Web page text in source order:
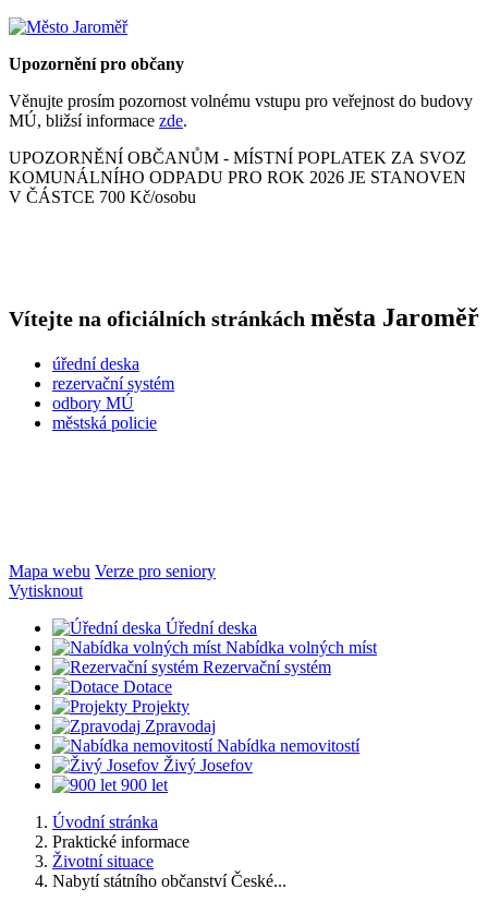
Upozornění pro občany
Věnujte prosím pozornost volnému vstupu pro veřejnost do budovy
MÚ, bližsí informace zde.
UPOZORNĚNÍ OBČANŮM - MÍSTNÍ POPLATEK ZA SVOZ
KOMUNÁLNÍHO ODPADU PRO ROK 2026 JE STANOVEN
V ČÁSTCE 700 Kč/osobu
Vítejte na oficiálních stránkách města Jaroměř
úřední deska
rezervační systém
odbory MÚ
městská policie
Mapa webu Verze pro seniory
Vytisknout
Úřední deska
Nabídka volných míst
Rezervační systém
Dotace
Projekty
Zpravodaj
Nabídka nemovitostí
Živý Josefov
900 let
Úvodní stránka
Praktické informace
Životní situace
Nabytí státního občanství České...